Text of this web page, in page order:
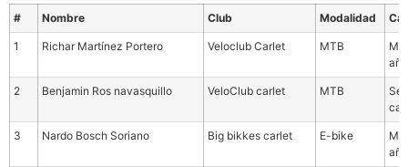
# Nombre Club Modalidad
1 Richar Martínez Portero Veloclub Carlet MTB
2 Benjamin Ros navasquillo VeloClub carlet MTB
3 Nardo Bosch Soriano Big bikkes carlet E-bike